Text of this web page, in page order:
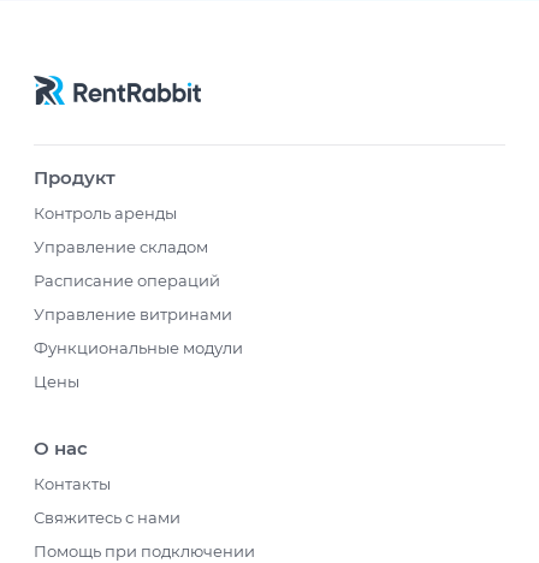
Продукт
Контроль аренды
Управление складом
Расписание операций
Управление витринами
Функциональные модули
Цены
О нас
Контакты
Свяжитесь с нами
Помощь при подключении